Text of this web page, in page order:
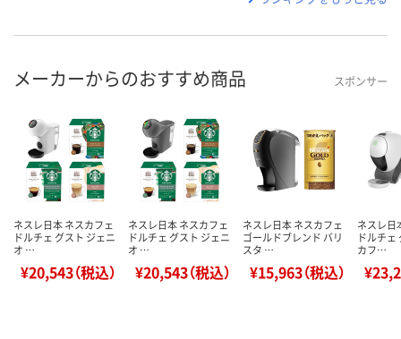
メーカーからのおすすめ商品 スポンサー
ネスレ日本 ネスカフェ
ドルチェ グスト ジェニ
オ …
¥20,543（税込）
ネスレ日本 ネスカフェ
ドルチェ グスト ジェニ
オ …
¥20,543（税込）
ネスレ日本 ネスカフェ
ゴールドブレンド バリ
スタ …
¥15,963（税込）
ネスレ日
ドルチェ
カフ…